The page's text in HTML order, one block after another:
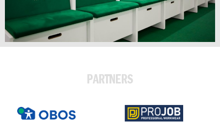
PARTNERS